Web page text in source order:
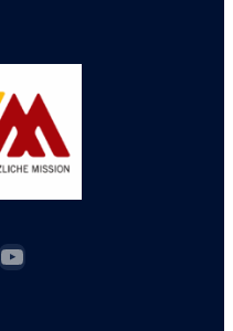
YouTube